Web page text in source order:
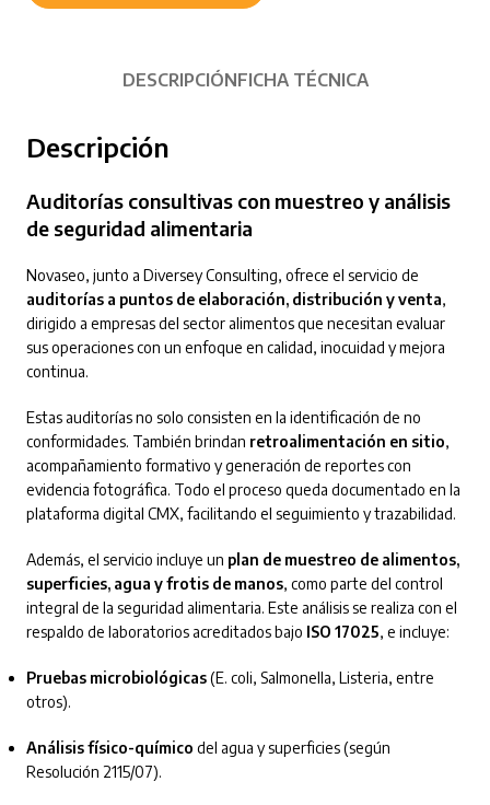
DESCRIPCIÓNFICHA TÉCNICA
Descripción
Auditorías consultivas con muestreo y análisis
de seguridad alimentaria
Novaseo, junto a Diversey Consulting, ofrece el servicio de
auditorías a puntos de elaboración, distribución y venta,
dirigido a empresas del sector alimentos que necesitan evaluar
sus operaciones con un enfoque en calidad, inocuidad y mejora
continua.
Estas auditorías no solo consisten en la identificación de no
conformidades. También brindan retroalimentación en sitio,
acompañamiento formativo y generación de reportes con
evidencia fotográfica. Todo el proceso queda documentado en la
plataforma digital CMX, facilitando el seguimiento y trazabilidad.
Además, el servicio incluye un plan de muestreo de alimentos,
superficies, agua y frotis de manos, como parte del control
integral de la seguridad alimentaria. Este análisis se realiza con el
respaldo de laboratorios acreditados bajo ISO 17025, e incluye:
Pruebas microbiológicas(E. coli, Salmonella, Listeria, entre
otros).
Análisis físico-químico del agua y superficies (según
Resolución 2115/07).